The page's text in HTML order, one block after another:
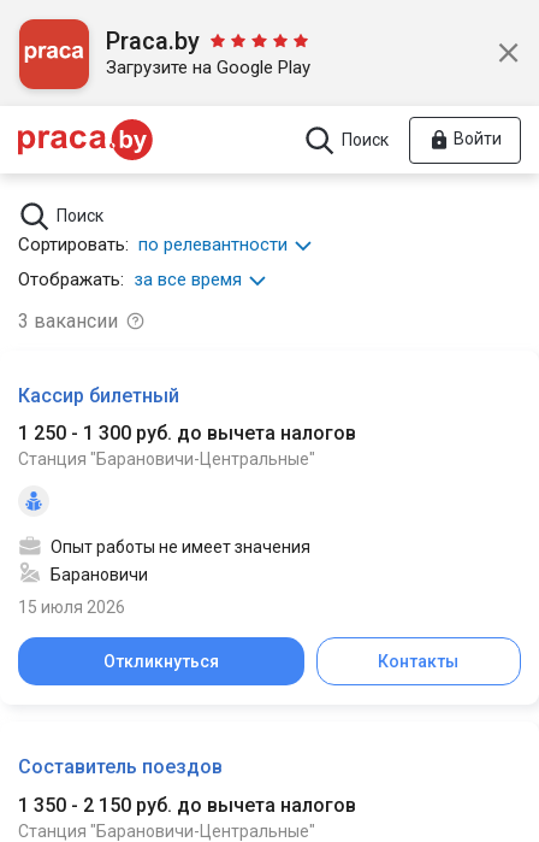
Praca.by
Загрузите на Google Play
Поиск Войти
Поиск
Сортировать: по релевантности
Отображать: за все время
3 вакансии
Кассир билетный
1 250 - 1 300 руб. до вычета налогов
Станция "Барановичи-Центральные"
Опыт работы не имеет значения
Барановичи
15 июля 2026
Откликнуться Контакты
Составитель поездов
1 350 - 2 150 руб. до вычета налогов
Станция "Барановичи-Центральные"